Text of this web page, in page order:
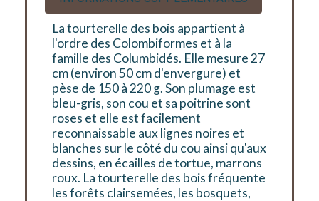
La tourterelle des bois appartient à
l'ordre des Colombiformes et à la
famille des Columbidés. Elle mesure 27
cm (environ 50 cm d'envergure) et
pèse de 150 à 220 g. Son plumage est
bleu-gris, son cou et sa poitrine sont
roses et elle est facilement
reconnaissable aux lignes noires et
blanches sur le côté du cou ainsi qu'aux
dessins, en écailles de tortue, marrons
roux. La tourterelle des bois fréquente
les forêts clairsemées, les bosquets,